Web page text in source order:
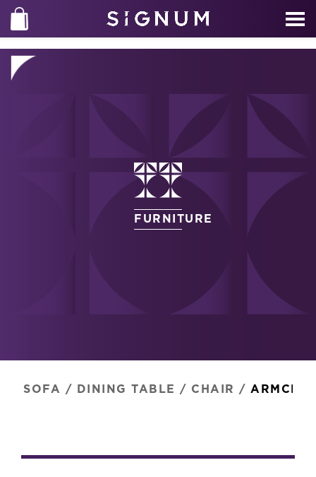
FURNITURE
SOFA / DINING TABLE / CHAIR /